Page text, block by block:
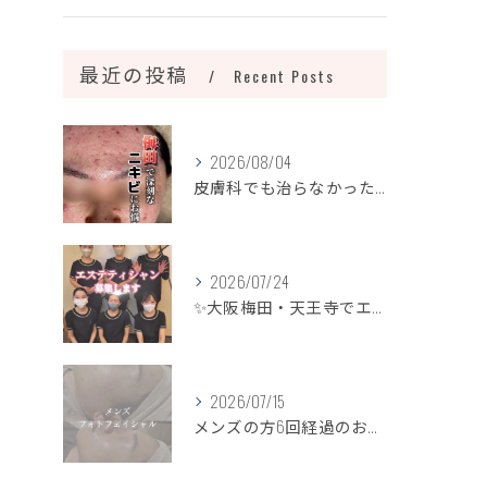
最近の投稿 Recent Posts
2026/08/04
皮膚科でも治らなかったニキビ、諦めるのはまだ早いです！
2026/07/24
✨大阪梅田・天王寺でエステティシャン募集✨
2026/07/15
メンズの方6回経過のお写真になります📷✨